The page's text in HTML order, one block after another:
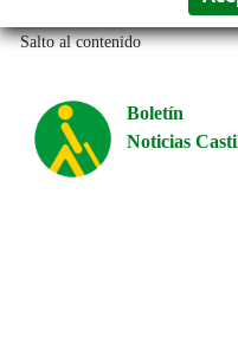
Salto al contenido
Boletín
Noticias